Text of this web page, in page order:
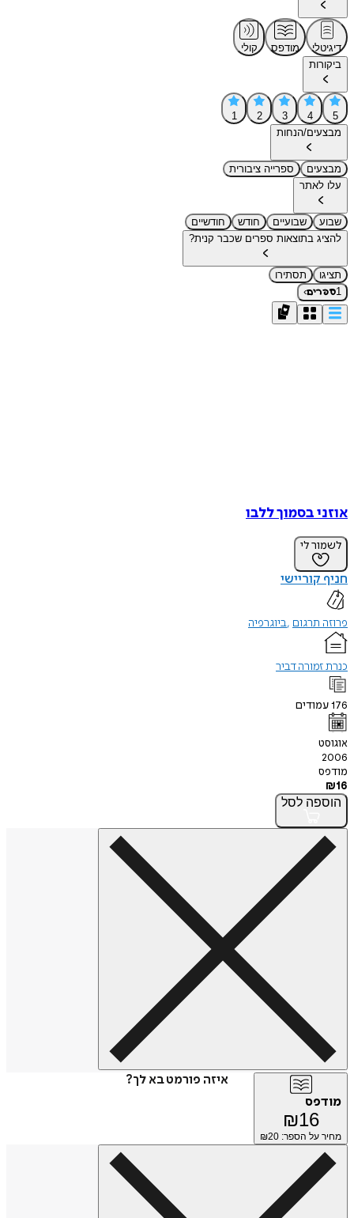
דיגיטלי מודפס
קולי
ביקורות
5
4
3
2
1
מבצעים/הנחות
מבצעים
ספרייה ציבורית
עלו לאתר
שבוע שבועיים חודש
חודשיים
להציג בתוצאות ספרים שכבר קנית?
תציגו
תסתירו
1ספרים›
אוזני בסמוך ללבו
לשמור לי
חניף קוריישי
פרוזה תרגום ביוגרפיה
כנרת זמורה דביר
176עמודים
אוגוסט
2006
מודפס
₪16
הוספה לסל
איזה פורמט בא לך?
מודפס
₪16
מחיר על הספר: ₪ 20